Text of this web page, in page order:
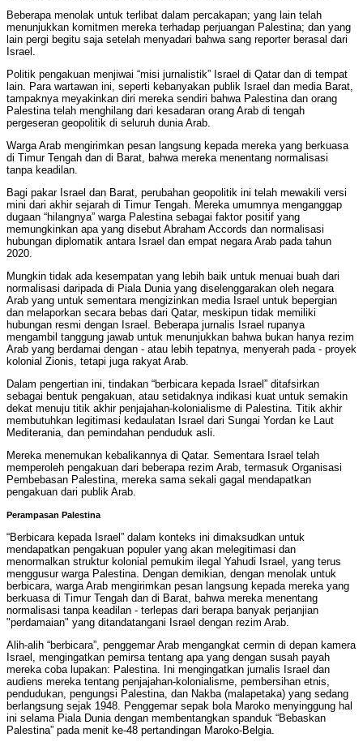
Beberapa menolak untuk terlibat dalam percakapan; yang lain telah
menunjukkan komitmen mereka terhadap perjuangan Palestina; dan yang
lain pergi begitu saja setelah menyadari bahwa sang reporter berasal dari
Israel.
Politik pengakuan menjiwai “misi jurnalistik” Israel di Qatar dan di tempat
lain. Para wartawan ini, seperti kebanyakan publik Israel dan media Barat,
tampaknya meyakinkan diri mereka sendiri bahwa Palestina dan orang
Palestina telah menghilang dari kesadaran orang Arab di tengah
pergeseran geopolitik di seluruh dunia Arab.
Warga Arab mengirimkan pesan langsung kepada mereka yang berkuasa
di Timur Tengah dan di Barat, bahwa mereka menentang normalisasi
tanpa keadilan.
Bagi pakar Israel dan Barat, perubahan geopolitik ini telah mewakili versi
mini dari akhir sejarah di Timur Tengah. Mereka umumnya menganggap
dugaan “hilangnya” warga Palestina sebagai faktor positif yang
memungkinkan apa yang disebut Abraham Accords dan normalisasi
hubungan diplomatik antara Israel dan empat negara Arab pada tahun
2020.
Mungkin tidak ada kesempatan yang lebih baik untuk menuai buah dari
normalisasi daripada di Piala Dunia yang diselenggarakan oleh negara
Arab yang untuk sementara mengizinkan media Israel untuk bepergian
dan melaporkan secara bebas dari Qatar, meskipun tidak memiliki
hubungan resmi dengan Israel. Beberapa jurnalis Israel rupanya
mengambil tanggung jawab untuk menunjukkan bahwa bukan hanya rezim
Arab yang berdamai dengan - atau lebih tepatnya, menyerah pada - proyek
kolonial Zionis, tetapi juga rakyat Arab.
Dalam pengertian ini, tindakan “berbicara kepada Israel” ditafsirkan
sebagai bentuk pengakuan, atau setidaknya indikasi kuat untuk semakin
dekat menuju titik akhir penjajahan-kolonialisme di Palestina. Titik akhir
membutuhkan legitimasi kedaulatan Israel dari Sungai Yordan ke Laut
Mediterania, dan pemindahan penduduk asli.
Mereka menemukan kebalikannya di Qatar. Sementara Israel telah
memperoleh pengakuan dari beberapa rezim Arab, termasuk Organisasi
Pembebasan Palestina, mereka sama sekali gagal mendapatkan
pengakuan dari publik Arab.
Perampasan Palestina
“Berbicara kepada Israel” dalam konteks ini dimaksudkan untuk
mendapatkan pengakuan populer yang akan melegitimasi dan
menormalkan struktur kolonial pemukim ilegal Yahudi Israel, yang terus
menggusur warga Palestina. Dengan demikian, dengan menolak untuk
berbicara, warga Arab mengirimkan pesan langsung kepada mereka yang
berkuasa di Timur Tengah dan di Barat, bahwa mereka menentang
normalisasi tanpa keadilan - terlepas dari berapa banyak perjanjian
"perdamaian" yang ditandatangani Israel dengan rezim Arab.
Alih-alih “berbicara”, penggemar Arab mengangkat cermin di depan kamera
Israel, mengingatkan pemirsa tentang apa yang dengan susah payah
mereka coba lupakan: Palestina. Ini mengingatkan jurnalis Israel dan
audiens mereka tentang penjajahan-kolonialisme, pembersihan etnis,
pendudukan, pengungsi Palestina, dan Nakba (malapetaka) yang sedang
berlangsung sejak 1948. Penggemar sepak bola Maroko menyinggung hal
ini selama Piala Dunia dengan membentangkan spanduk “Bebaskan
Palestina” pada menit ke-48 pertandingan Maroko-Belgia.